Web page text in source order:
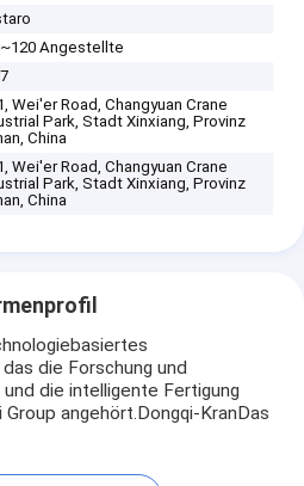
Angestellte
Wei'er Road, Changyuan Crane
Park, Stadt Xinxiang, Provinz
China
Wei'er Road, Changyuan Crane
Park, Stadt Xinxiang, Provinz
China
die Forschung und
die intelligente Fertigung
angehört.Dongqi-KranDas